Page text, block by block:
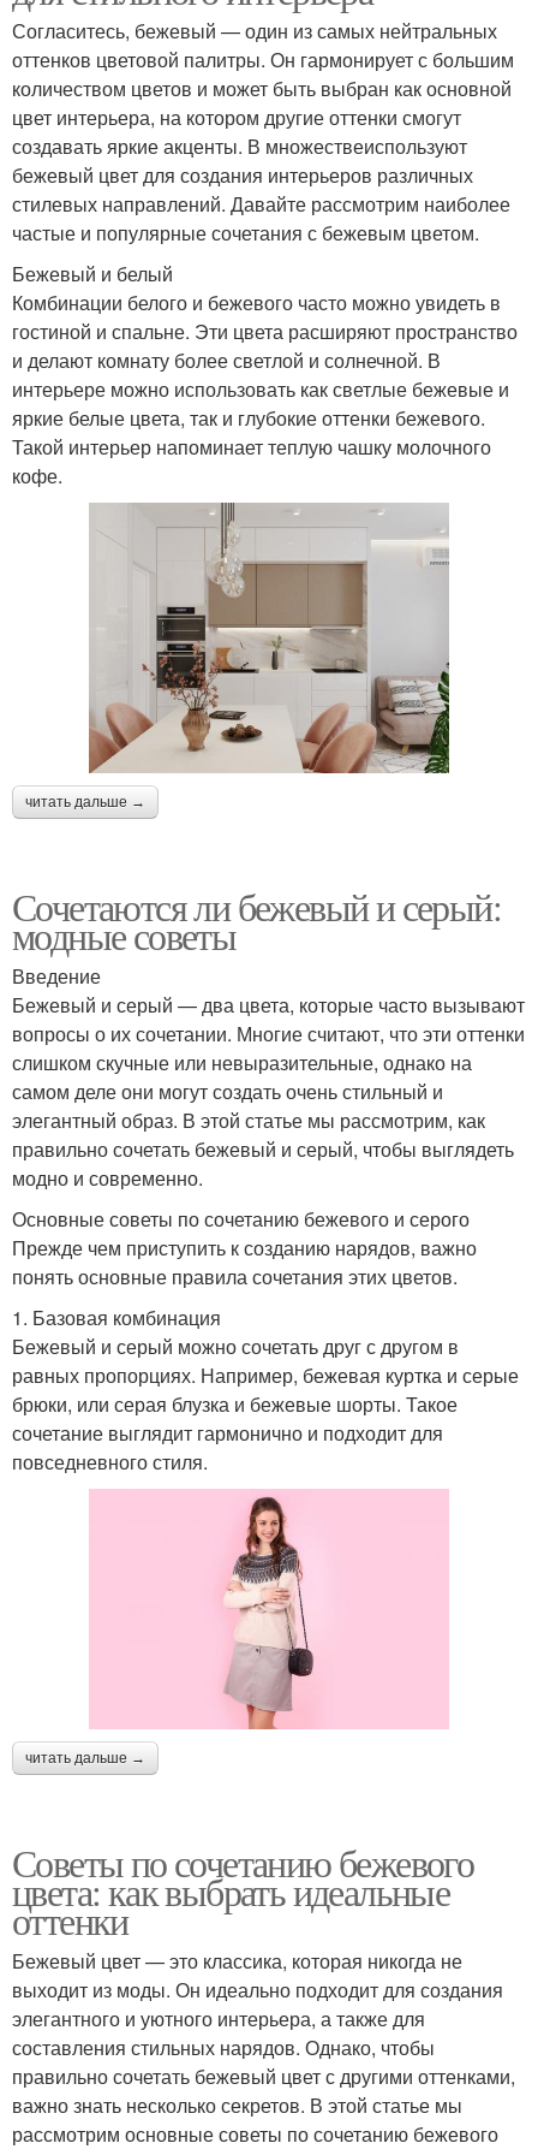
Жизнь в фиолетовом
цвете
Цвета с творчеством
Цветы в повседневную
жизнь
Цвета с нейтральными
оттенками
Цвета с яркими цветами
Цвета с пастельными
тонами
Классический интерьер Смелый интерьер
Цветы для мягкого вида
Цветы на балконе Акценты в интерьер
Цветы в разных стилях
помещений
Соседние цветы Цветы на настроение
Цветы в спальне
Сочетания для
гармоничного
интерьера
Цветы для стен Цвета в интерьер
Цветы с яркими
Цветы с натуральными
Материалы в интерьере
Цветы в сочетании
Цветы в классическом
интерьере
Цвета в разных стилях
Аксессуары в
интерьере
Цветы с яркими
цветами
Цветы с природными
Цветы в
Согласитесь, бежевый — один из самых нейтральных
оттенков цветовой палитры. Он гармонирует с большим
количеством цветов и может быть выбран как основной
цвет интерьера, на котором другие оттенки смогут
создавать яркие акценты. В множествеиспользуют
бежевый цвет для создания интерьеров различных
стилевых направлений. Давайте рассмотрим наиболее
частые и популярные сочетания с бежевым цветом.
Бежевый и белый
Комбинации белого и бежевого часто можно увидеть в
гостиной и спальне. Эти цвета расширяют пространство
и делают комнату более светлой и солнечной. В
интерьере можно использовать как светлые бежевые и
яркие белые цвета, так и глубокие оттенки бежевого.
Такой интерьер напоминает теплую чашку молочного
кофе.
читать дальше →
Сочетаются ли бежевый и серый:
модные советы
Введение
Бежевый и серый — два цвета, которые часто вызывают
вопросы о их сочетании. Многие считают, что эти оттенки
слишком скучные или невыразительные, однако на
самом деле они могут создать очень стильный и
элегантный образ. В этой статье мы рассмотрим, как
правильно сочетать бежевый и серый, чтобы выглядеть
модно и современно.
Основные советы по сочетанию бежевого и серого
Прежде чем приступить к созданию нарядов, важно
понять основные правила сочетания этих цветов.
1. Базовая комбинация
Бежевый и серый можно сочетать друг с другом в
равных пропорциях. Например, бежевая куртка и серые
брюки, или серая блузка и бежевые шорты. Такое
сочетание выглядит гармонично и подходит для
повседневного стиля.
читать дальше →
Советы по сочетанию бежевого
цвета: как выбрать идеальные
оттенки
Бежевый цвет — это классика, которая никогда не
выходит из моды. Он идеально подходит для создания
элегантного и уютного интерьера, а также для
составления стильных нарядов. Однако, чтобы
правильно сочетать бежевый цвет с другими оттенками,
важно знать несколько секретов. В этой статье мы
рассмотрим основные советы по сочетанию бежевого